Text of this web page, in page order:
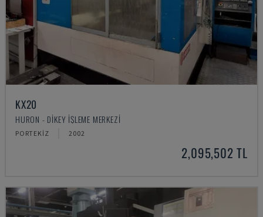
KX20
HURON - DIKEY İŞLEME MERKEZI
PORTEKIZ 2002
2,095,502 TL